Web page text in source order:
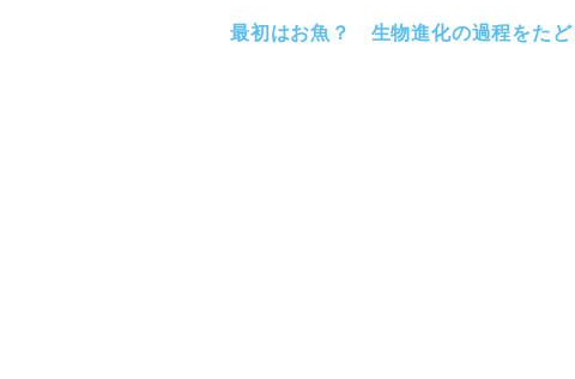
最初はお魚？ 生物進化の過程をたど